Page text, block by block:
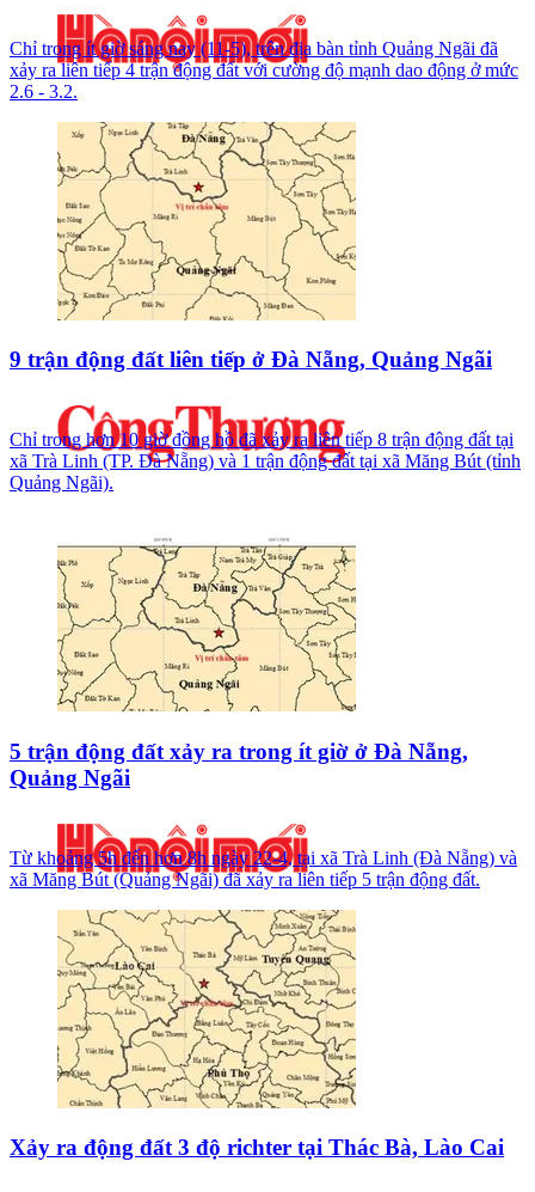
Chỉ trong ít giờ sáng nay (11-5), trên địa bàn tỉnh Quảng Ngãi đã
xảy ra liên tiếp 4 trận động đất với cường độ mạnh dao động ở mức
2.6 - 3.2.
9 trận động đất liên tiếp ở Đà Nẵng, Quảng Ngãi
Chỉ trong hơn 10 giờ đồng hồ đã xảy ra liên tiếp 8 trận động đất tại
xã Trà Linh (TP. Đà Nẵng) và 1 trận động đất tại xã Măng Bút (tỉnh
Quảng Ngãi).
5 trận động đất xảy ra trong ít giờ ở Đà Nẵng,
Quảng Ngãi
Từ khoảng 5h đến hơn 8h ngày 22-4, tại xã Trà Linh (Đà Nẵng) và
xã Măng Bút (Quảng Ngãi) đã xảy ra liên tiếp 5 trận động đất.
Xảy ra động đất 3 độ richter tại Thác Bà, Lào Cai